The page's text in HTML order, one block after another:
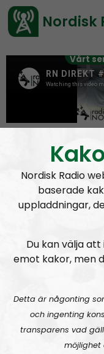
Vårt
Nordisk
Nordisk Radio
baserade
uppladdningar,
Du kan välja
emot kakor, men
Detta är någonting
och ingenting
transparens vad
möjlighet